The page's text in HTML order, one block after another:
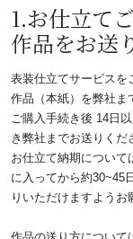
1.お仕立て
作品をお送
表装仕立てサービスを
作品（本紙）を弊社ま
ご購入手続き後 14日
き弊社までお送りくだ
お仕立て納期について
に入ってから約30~45
りいただけますようお